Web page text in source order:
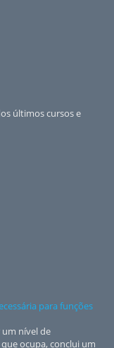
últimos cursos e
para funções
um nível de
ocupa, conclui um